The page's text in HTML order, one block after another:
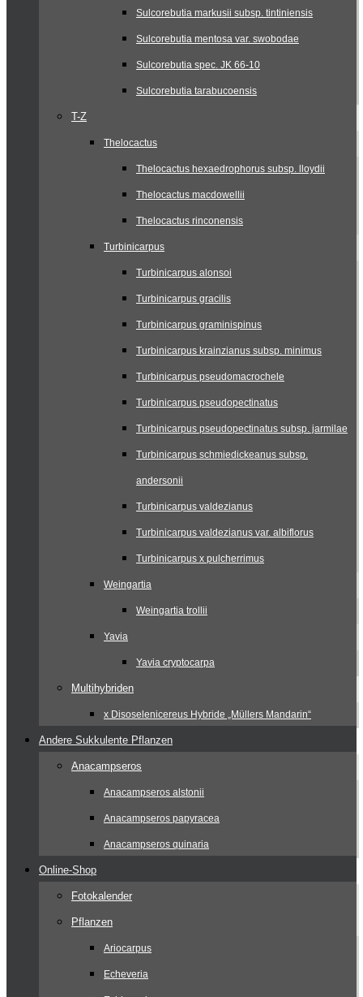
Sulcorebutia markusii subsp. tintiniensis
Sulcorebutia mentosa var. swobodae
Sulcorebutia spec. JK 66-10
Sulcorebutia tarabucoensis
T-Z
Thelocactus
Thelocactus hexaedrophorus subsp. lloydii
Thelocactus macdowellii
Thelocactus rinconensis
Turbinicarpus
Turbinicarpus alonsoi
Turbinicarpus gracilis
Turbinicarpus graminispinus
Turbinicarpus krainzianus subsp. minimus
Turbinicarpus pseudomacrochele
Turbinicarpus pseudopectinatus
Turbinicarpus pseudopectinatus subsp. jarmilae
Turbinicarpus schmiedickeanus subsp.
andersonii
Turbinicarpus valdezianus
Turbinicarpus valdezianus var. albiflorus
Turbinicarpus x pulcherrimus
Weingartia
Weingartia trollii
Yavia
Yavia cryptocarpa
Multihybriden
x Disoselenicereus Hybride „Müllers Mandarin“
Andere Sukkulente Pflanzen
Anacampseros
Anacampseros alstonii
Anacampseros papyracea
Anacampseros quinaria
Online-Shop
Fotokalender
Pflanzen
Ariocarpus
Echeveria